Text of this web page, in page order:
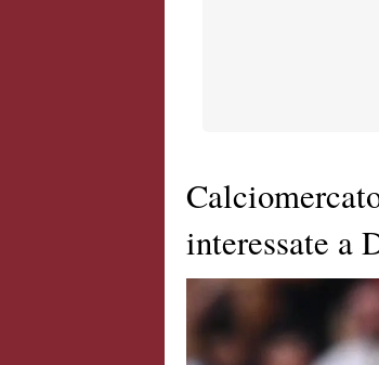
interessate a